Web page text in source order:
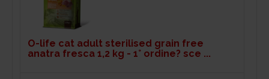
O-life cat adult sterilised grain free
anatra fresca 1,2 kg - 1° ordine? sce ...